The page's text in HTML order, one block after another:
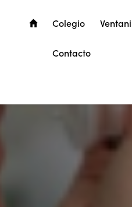
Colegio
Contacto